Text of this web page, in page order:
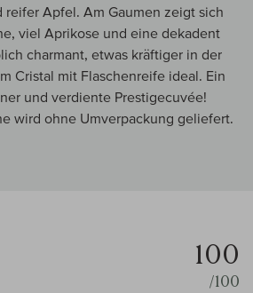
reifer Apfel. Am Gaumen zeigt sich
viel Aprikose und eine dekadent
charmant, etwas kräftiger in der
Cristal mit Flaschenreife ideal. Ein
und verdiente Prestigecuvée!
wird ohne Umverpackung geliefert.
100
/100